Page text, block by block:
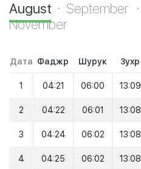
August September
November
Дата Фаджр Шурук Зухр
1 04:21 06:00 13:09
2 04:22 06:01 13:08
3 04:24 06:02 13:08
4 04:25 06:02 13:08